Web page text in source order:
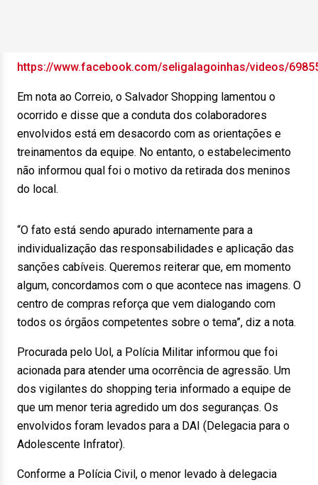
https://www.facebook.com/seligalagoinhas/videos/
Em nota ao Correio, o Salvador Shopping lamentou o
ocorrido e disse que a conduta dos colaboradores
envolvidos está em desacordo com as orientações e
treinamentos da equipe. No entanto, o estabelecimento
não informou qual foi o motivo da retirada dos meninos
do local.
“O fato está sendo apurado internamente para a
individualização das responsabilidades e aplicação das
sanções cabíveis. Queremos reiterar que, em momento
algum, concordamos com o que acontece nas imagens. O
centro de compras reforça que vem dialogando com
todos os órgãos competentes sobre o tema”, diz a nota.
Procurada pelo Uol, a Polícia Militar informou que foi
acionada para atender uma ocorrência de agressão. Um
dos vigilantes do shopping teria informado a equipe de
que um menor teria agredido um dos seguranças. Os
envolvidos foram levados para a DAI (Delegacia para o
Adolescente Infrator).
Conforme a Polícia Civil, o menor levado à delegacia